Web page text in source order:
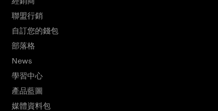
聯盟行銷
自訂您的錢包
部落格
News
學習中心
產品藍圖
媒體資料包